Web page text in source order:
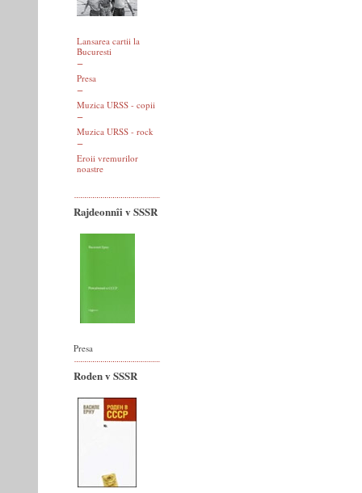
Lansarea cartii la
Bucuresti
Presa
Muzica URSS - copii
Muzica URSS - rock
Eroii vremurilor
noastre
Rajdeonnîi v SSSR
Presa
Roden v SSSR